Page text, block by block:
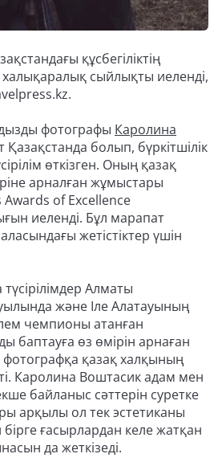
құсбегіліктің
халықаралық сыйлықты иеленді,
фотографы Каролина
Қазақстанда болып, бүркітшілік
өткізген. Оның қазақ
арналған жұмыстары
of Excellence
иеленді. Бұл марапат
жетістіктер үшін
Алматы
және Іле Алатауының
чемпионы атанған
баптауға өз өмірін арнаған
қазақ халқының
Каролина Воштасик адам мен
байланыс сәттерін суретке
арқылы ол тек эстетиканы
ғасырлардан келе жатқан
да жеткізеді.